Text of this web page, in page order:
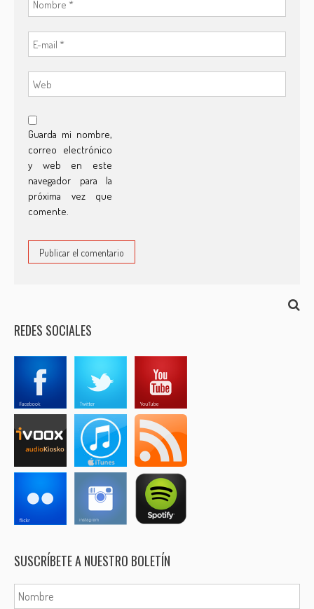
Guarda mi nombre,
correo electrónico
y web en este
navegador para la
próxima vez que
comente.
REDES SOCIALES
SUSCRÍBETE A NUESTRO BOLETÍN